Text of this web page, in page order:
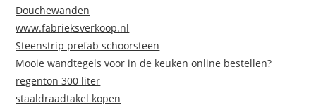
Douchewanden
www.fabrieksverkoop.nl
Steenstrip prefab schoorsteen
Mooie wandtegels voor in de keuken online bestellen?
regenton 300 liter
staaldraadtakel kopen